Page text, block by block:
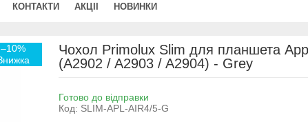
КОНТАКТИ АКЦІІ НОВИНКИ
–10%
Чохол Primolux Slim для планшета
(A2902 / A2903 / A2904) - Grey
Готово до відправки
Код: SLIM-APL-AIR4/5-G